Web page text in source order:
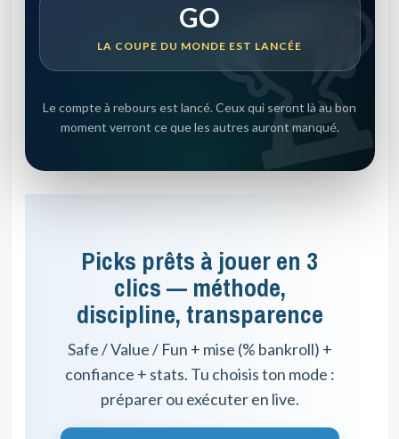
GO
LA COUPE DU MONDE EST LANCÉE
Le compte à rebours est lancé. Ceux qui seront là au bon
moment verront ce que les autres auront manqué.
Picks prêts à jouer en 3
clics — méthode,
discipline, transparence
Safe / Value / Fun + mise (% bankroll) +
confiance + stats. Tu choisis ton mode :
préparer ou exécuter en live.